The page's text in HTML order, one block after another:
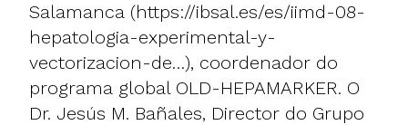
Salamanca (https://ibsal.es/es/iimd-08-
hepatologia-experimental-y-
vectorizacion-de…), coordenador do
programa global OLD-HEPAMARKER. O
Dr. Jesús M. Bañales, Director do Grupo